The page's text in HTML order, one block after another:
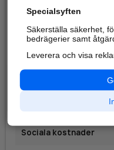
Löner till styrelse & VD
Varav tantiem till
Löner till övriga
Varav resultatlön till
Sociala kostnader
Specialsyften
Säkerställa säkerhet,
bedrägerier samt
Leverera och visa